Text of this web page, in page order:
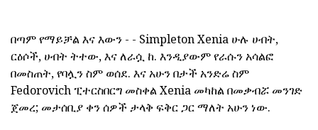
በጣም የማይቻል እና እውን - - Simpleton Xenia ሁሉ ሀብት,
ርዕሶች, ሀብት ትተው, እና ለራሷ ከ. እንዲያውም የራሱን አሳልፎ
በመስጠት, የባሏን ስም ወሰደ. እና አሁን በታች አንድሬ ስም
Fedorovich ፒተርስበርግ መስቀል Xenia መካከል በመቃብሯ መንገድ
ጀመረ; መታሰቢያ ቀን ሰዎች ታላቅ ፍቅር ጋር ማለት አሁን ነው.